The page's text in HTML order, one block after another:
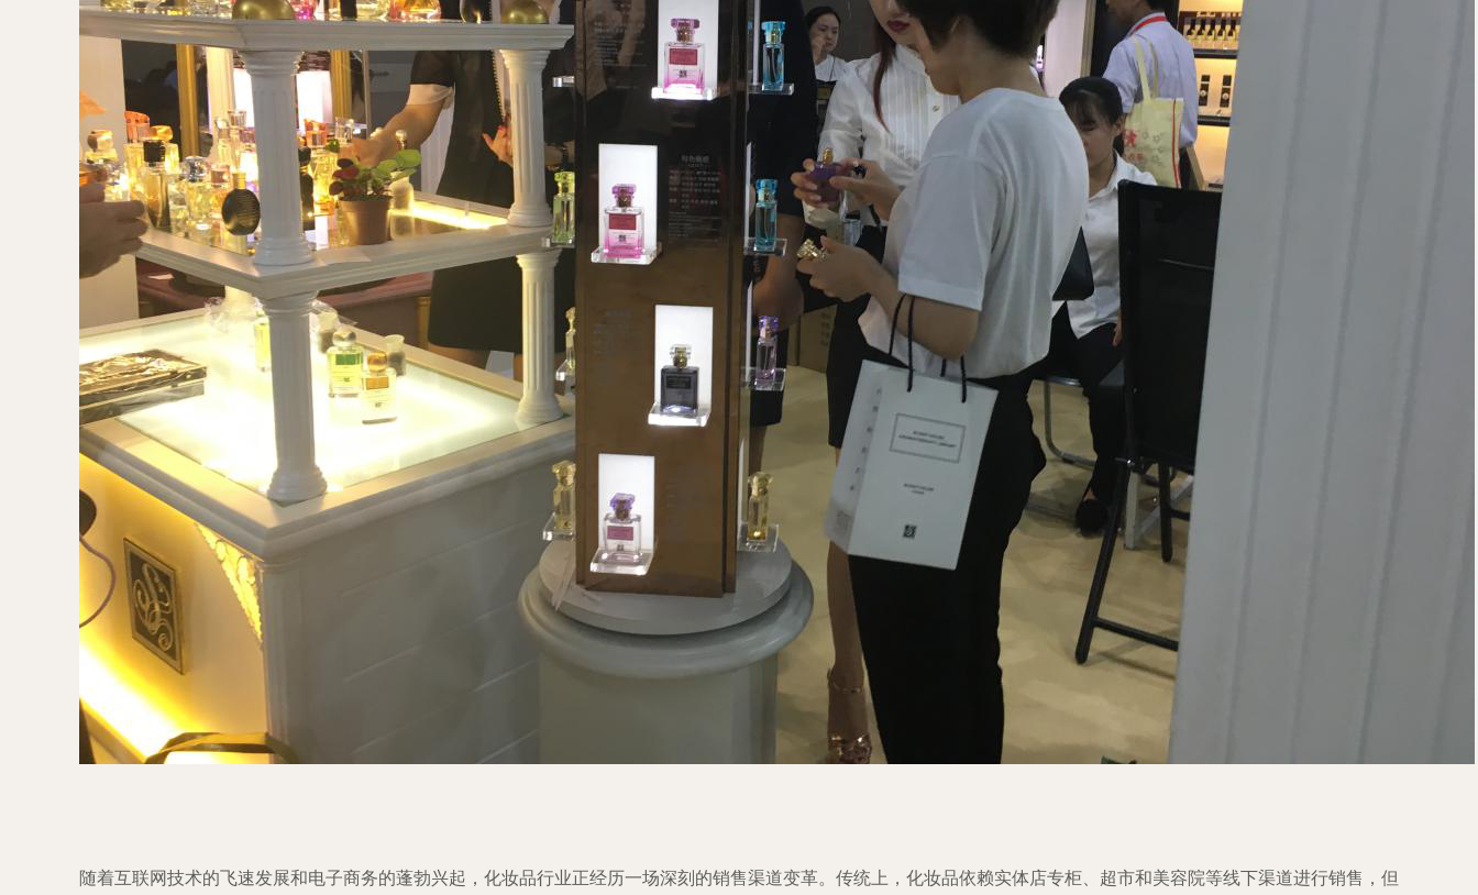
随着互联网技术的飞速发展和电子商务的蓬勃兴起，化妆品行业正经历一场深刻的销售渠道变革。传统上，化妆品依赖实体店专柜、超市和美容院等线下渠道进行销售，但